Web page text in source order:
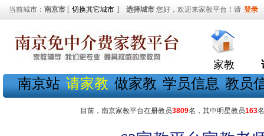
当前城市： 南京市 [ 切换其它城市 ] 选择城市 您好，欢迎来家教平台！请 登录
家教
南京站 请家教 做家教 学员信息 教员
目前，南京家教平台在册教员3809名，其中明星教员163